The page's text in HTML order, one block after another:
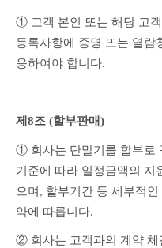
① 고객 본인 또는 해당 고
등록사항에 증명 또는 열람
응하여야 합니다.
제8조 (할부판매)
① 회사는 단말기를 할부로
기준에 따라 일정금액의 지
으며, 할부기간 등 세부적
약에 따릅니다.
② 회사는 고객과의 계약 체